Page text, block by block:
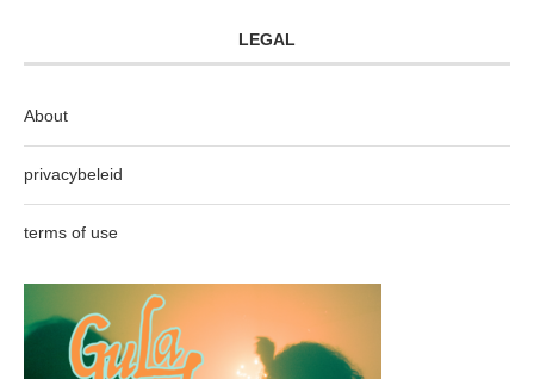
LEGAL
About
privacybeleid
terms of use